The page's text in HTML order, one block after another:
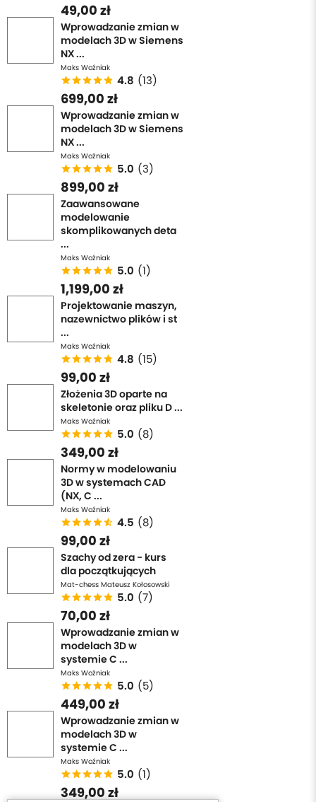
49,00 zł
Wprowadzanie zmian w
modelach 3D w Siemens
NX ...
Maks Woźniak
4.8 (13)
699,00 zł
Wprowadzanie zmian w
modelach 3D w Siemens
NX ...
Maks Woźniak
5.0 (3)
899,00 zł
Zaawansowane
modelowanie
skomplikowanych deta
...
Maks Woźniak
5.0 (1)
1,199,00 zł
Projektowanie maszyn,
nazewnictwo plików i st
...
Maks Woźniak
4.8 (15)
99,00 zł
Złożenia 3D oparte na
skeletonie oraz pliku D ...
Maks Woźniak
5.0 (8)
349,00 zł
Normy w modelowaniu
3D w systemach CAD
(NX, C ...
Maks Woźniak
4.5 (8)
99,00 zł
Szachy od zera - kurs
dla początkujących
Mat-chess Mateusz Kołosowski
5.0 (7)
70,00 zł
Wprowadzanie zmian w
modelach 3D w
systemie C ...
Maks Woźniak
5.0 (5)
449,00 zł
Wprowadzanie zmian w
modelach 3D w
systemie C ...
Maks Woźniak
5.0 (1)
349,00 zł